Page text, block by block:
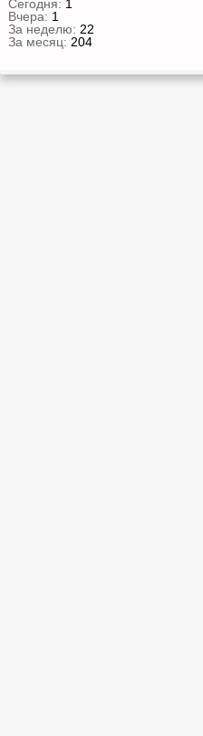
Сегодня: 1
Вчера: 1
За неделю: 22
За месяц: 204